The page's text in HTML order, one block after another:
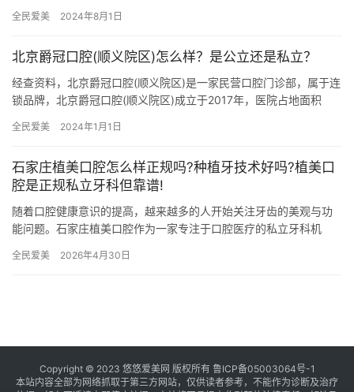
全民爱美 2024年8月1日
北京爵冠口腔(顺义院区)怎么样？是公立还是私立？
经查资料，北京爵冠口腔(顺义院区)是一家民营口腔门诊部，属于连
锁品牌，北京爵冠口腔(顺义院区)成立于2017年，医院占地面积
全民爱美 2024年1月1日
石家庄植美口腔怎么样正规吗?种植牙技术好吗?植美口
腔是正规私立牙科但靠谱!
随着口腔健康意识的提高，越来越多的人开始关注牙齿的美观与功
能问题。石家庄植美口腔作为一家专注于口腔医疗的私立牙科机
泛认可。…
全民爱美 2026年4月30日
Copyright © 2023 悠悠爱美网 版权所有 鲁ICP备05003064号-1
本站内容全部为网络抓取于第三方网站，仅供读者参考，不能作为诊断及治疗